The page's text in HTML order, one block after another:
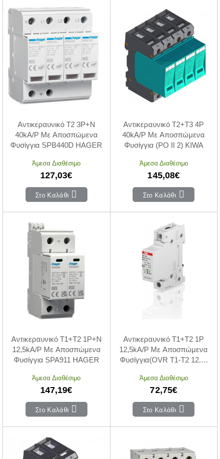
Αντικεραυνικό T2 3P+N
40kA/P Με Αποσπώμενα
Φυσίγγια SPB440D HAGER
Άμεσα Διαθέσιμο
127,03€
Στο Καλάθι
Αντικεραυνικό T2+T3 4P
40kA/P Με Αποσπώμενα
Φυσίγγια (PO II 2) KIWA
Άμεσα Διαθέσιμο
145,08€
Στο Καλάθι
Αντικεραυνικό T1+T2 1P+N
12,5kA/P Με Αποσπώμενα
Φυσίγγια SPA911 HAGER
Άμεσα Διαθέσιμο
147,19€
Στο Καλάθι
Αντικεραυνικό T1+T2 1P
12,5kA/P Με Αποσπώμενα
Φυσίγγια(OVR T1-T2 12.5-
Άμεσα Διαθέσιμο
72,75€
Στο Καλάθι